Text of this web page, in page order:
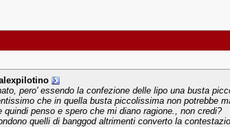
pero' essendo la confezione delle lipo una busta
che in quella busta piccolissima non potrebbe
quindi penso e spero che mi diano ragione., non credi?
quelli di banggod altrimenti converto la